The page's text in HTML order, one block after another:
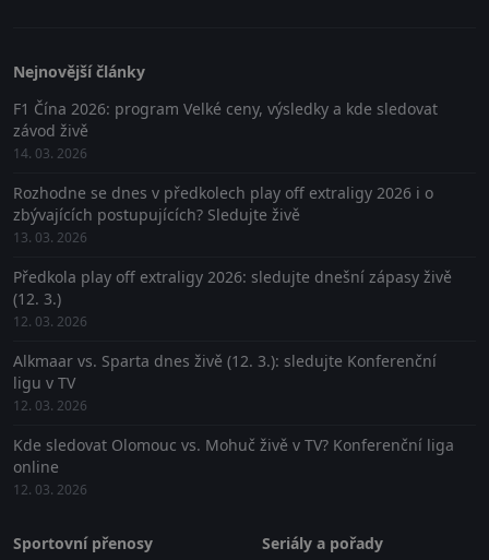
Nejnovější články
F1 Čína 2026: program Velké ceny, výsledky a kde sledovat
závod živě
14. 03. 2026
Rozhodne se dnes v předkolech play off extraligy 2026 i o
zbývajících postupujících? Sledujte živě
13. 03. 2026
Předkola play off extraligy 2026: sledujte dnešní zápasy živě
(12. 3.)
12. 03. 2026
Alkmaar vs. Sparta dnes živě (12. 3.): sledujte Konferenční
ligu v TV
12. 03. 2026
Kde sledovat Olomouc vs. Mohuč živě v TV? Konferenční liga
online
12. 03. 2026
Sportovní přenosy
Seriály a pořady